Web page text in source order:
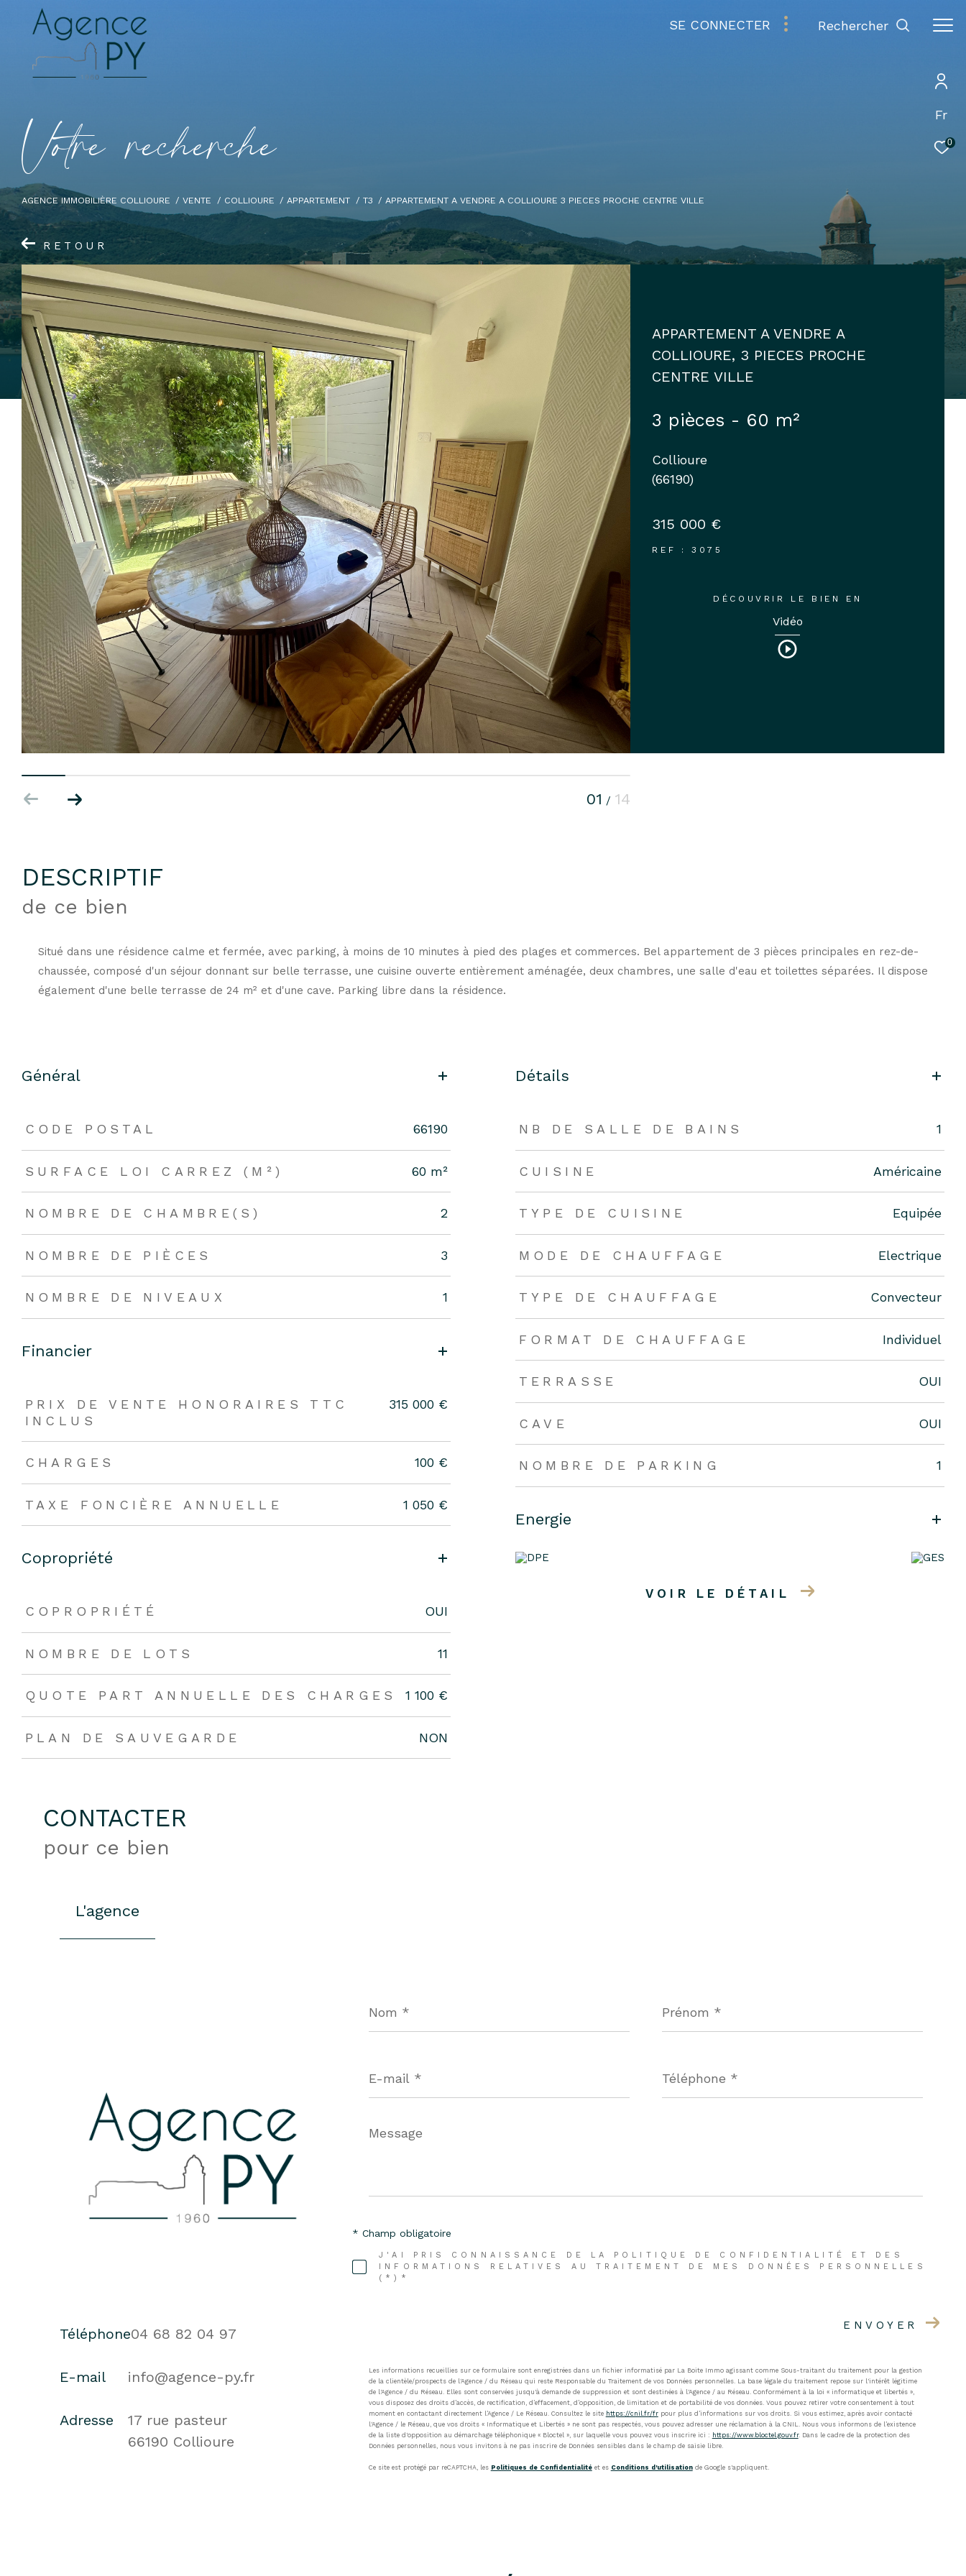
Fr
0
SE CONNECTER rechercher
Votre recherche
AGENCE IMMOBILIÈRE COLLIOURE VENTE COLLIOURE APPARTEMENT T3 APPARTEMENT A VENDRE A COLLIOURE 3 PIECES PROCHE CENTRE VILLE
RETOUR
01 / 14
APPARTEMENT A VENDRE A
COLLIOURE, 3 PIECES PROCHE
CENTRE VILLE
3 pièces - 60 m²
Collioure
(66190)
315 000 €
REF : 3075
DÉCOUVRIR LE BIEN EN
Vidéo
DESCRIPTIF
de ce bien
Situé dans une résidence calme et fermée, avec parking, à moins de 10 minutes à pied des plages et commerces. Bel appartement de 3 pièces principales en rez-de-
chaussée, composé d'un séjour donnant sur belle terrasse, une cuisine ouverte entièrement aménagée, deux chambres, une salle d'eau et toilettes séparées. Il dispose
également d'une belle terrasse de 24 m² et d'une cave. Parking libre dans la résidence.
Général
CODE POSTAL 66190
SURFACE LOI CARREZ (M²) 60 m²
NOMBRE DE CHAMBRE(S) 2
NOMBRE DE PIÈCES 3
NOMBRE DE NIVEAUX 1
Détails
NB DE SALLE DE BAINS 1
CUISINE Américaine
TYPE DE CUISINE Equipée
MODE DE CHAUFFAGE Electrique
TYPE DE CHAUFFAGE Convecteur
FORMAT DE CHAUFFAGE Individuel
TERRASSE OUI
CAVE OUI
NOMBRE DE PARKING 1
Financier
PRIX DE VENTE HONORAIRES TTC
INCLUS
315 000 €
CHARGES 100 €
TAXE FONCIÈRE ANNUELLE 1 050 €
Energie
VOIR LE DÉTAIL
Copropriété
COPROPRIÉTÉ OUI
NOMBRE DE LOTS 11
QUOTE PART ANNUELLE DES CHARGES 1 100 €
PLAN DE SAUVEGARDE NON
CONTACTER
pour ce bien
L'agence
Téléphone04 68 82 04 97
E-mail info@agence-py.fr
Adresse
17 rue pasteur
66190 Collioure
*
*
mail
*
*
Message
*
J'AI PRIS CONNAISSANCE DE LA POLITIQUE DE CONFIDENTIALITÉ ET DES
INFORMATIONS RELATIVES AU TRAITEMENT DE MES DONNÉES PERSONNELLES
(*)*
* Champ obligatoire
ENVOYER
Les informations recueillies sur ce formulaire sont enregistrées dans un fichier informatisé par La Boite Immo agissant comme Sous-traitant du traitement pour la gestion
de la clientèle/prospects de l'Agence / du Réseau qui reste Responsable du Traitement de vos Données personnelles. La base légale du traitement repose sur l'intérêt légitime
de l'Agence / du Réseau. Elles sont conservées jusqu'à demande de suppression et sont destinées à l'Agence / au Réseau. Conformément à la loi « informatique et libertés »,
vous disposez des droits d’accès, de rectification, d’effacement, d’opposition, de limitation et de portabilité de vos données. Vous pouvez retirer votre consentement à tout
moment en contactant directement l’Agence / Le Réseau. Consultez le site https://cnil.fr/frpour plus d’informations sur vos droits. Si vous estimez, après avoir contacté
l'Agence / le Réseau, que vos droits « Informatique et Libertés » ne sont pas respectés, vous pouvez adresser une réclamation à la CNIL. Nous vous informons de l’existence
de la liste d'opposition au démarchage téléphonique « Bloctel », sur laquelle vous pouvez vous inscrire ici : https://www.bloctel.gouv.fr. Dans le cadre de la protection des
Données personnelles, nous vous invitons à ne pas inscrire de Données sensibles dans le champ de saisie libre.
Ce site est protégé par reCAPTCHA, les Politiques de Confidentialitéet es Conditions d'utilisationde Google s'appliquent.